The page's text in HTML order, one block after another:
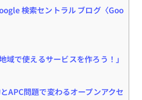
検索セントラル ブログ〈Goo
で使えるサービスを作ろう！」
APC問題で変わるオープンアクセ